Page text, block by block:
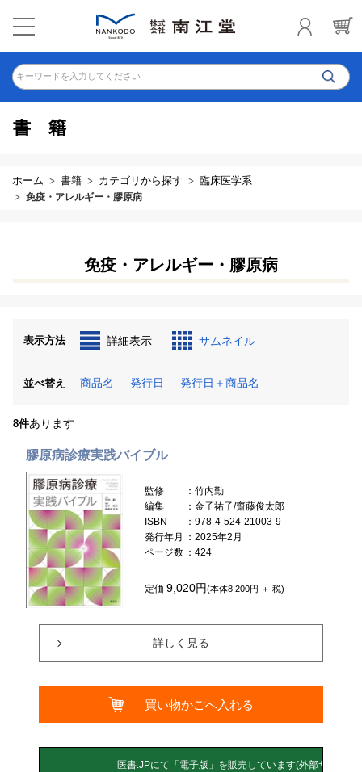
キーワードを入力してください
書籍
ホーム 書籍 カテゴリから探す 臨床医学系
免疫・アレルギー・膠原病
免疫・アレルギー・膠原病
表示方法 詳細表示 サムネイル
並べ替え 商品名 発行日 発行日＋商品名
8件あります
膠原病診療実践バイブル
監修
：竹内勤
編集
：金子祐子/齋藤俊太郎
ISBN
：978-4-524-21003-9
発行年月
：2025年2月
ページ数 ：424
定価9,020円(本体8,200円 ＋ 税)
詳しく見る
買い物かごへ入れる